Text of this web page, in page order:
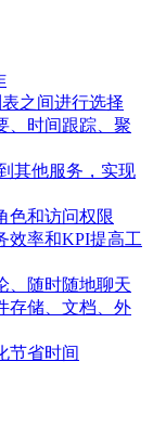
之间进行选择
、时间跟踪、聚
其他服务，实现
色和访问权限
效率和KPI提高工
、随时随地聊天
存储、文档、外
节省时间